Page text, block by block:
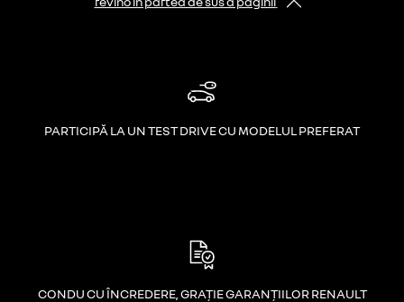
PARTICIPĂ LA UN TEST DRIVE CU MODELUL PREFERAT
CONDU CU ÎNCREDERE, GRAȚIE GARANȚIILOR RENAULT